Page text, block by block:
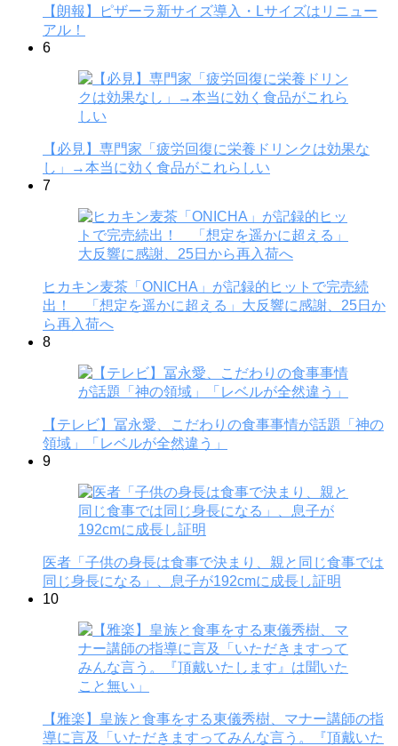
【朗報】ピザーラ新サイズ導入・Lサイズはリニュー
アル！
6
【必見】専門家「疲労回復に栄養ドリンクは効果な
し」→本当に効く食品がこれらしい
7
ヒカキン麦茶「ONICHA」が記録的ヒットで完売続
出！ 「想定を遥かに超える」大反響に感謝、25日か
ら再入荷へ
8
【テレビ】冨永愛、こだわりの食事事情が話題「神の
領域」「レベルが全然違う」
9
医者「子供の身長は食事で決まり、親と同じ食事では
同じ身長になる」、息子が192cmに成長し証明
10
【雅楽】皇族と食事をする東儀秀樹、マナー講師の指
導に言及「いただきますってみんな言う。『頂戴いた